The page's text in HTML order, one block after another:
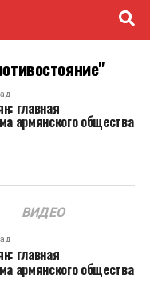
главная
армянского общества
ВИДЕО
главная
армянского общества